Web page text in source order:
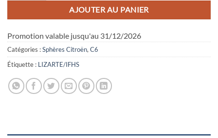
AJOUTER AU PANIER
Promotion valable jusqu'au 31/12/2026
Catégories :Sphères Citroën, C6
Étiquette : LIZARTE/IFHS